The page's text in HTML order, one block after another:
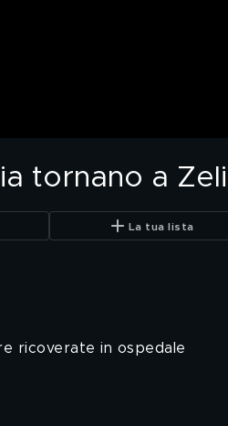
tornano a
La tua lista
ricoverate in ospedale